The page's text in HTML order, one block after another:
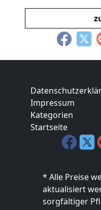
Impressum
Kategorien
Startseite
* Alle Preise
aktualisiert
sorgfältiger